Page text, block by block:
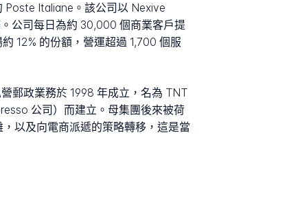
Poste Italiane。該公司以 Nexive
公司每日為約 30,000 個商業客戶提
12% 的份額，營運超過 1,700 個服
郵政業務於 1998 年成立，名為 TNT
公司）而建立。母集團後來被荷
以及向電商派遞的策略轉移，這是當